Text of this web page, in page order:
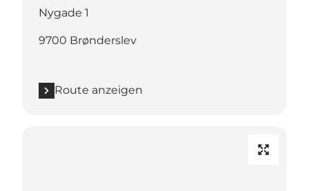
Nygade 1
9700 Brønderslev
Route anzeigen